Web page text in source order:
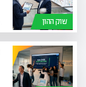
שוק ההון